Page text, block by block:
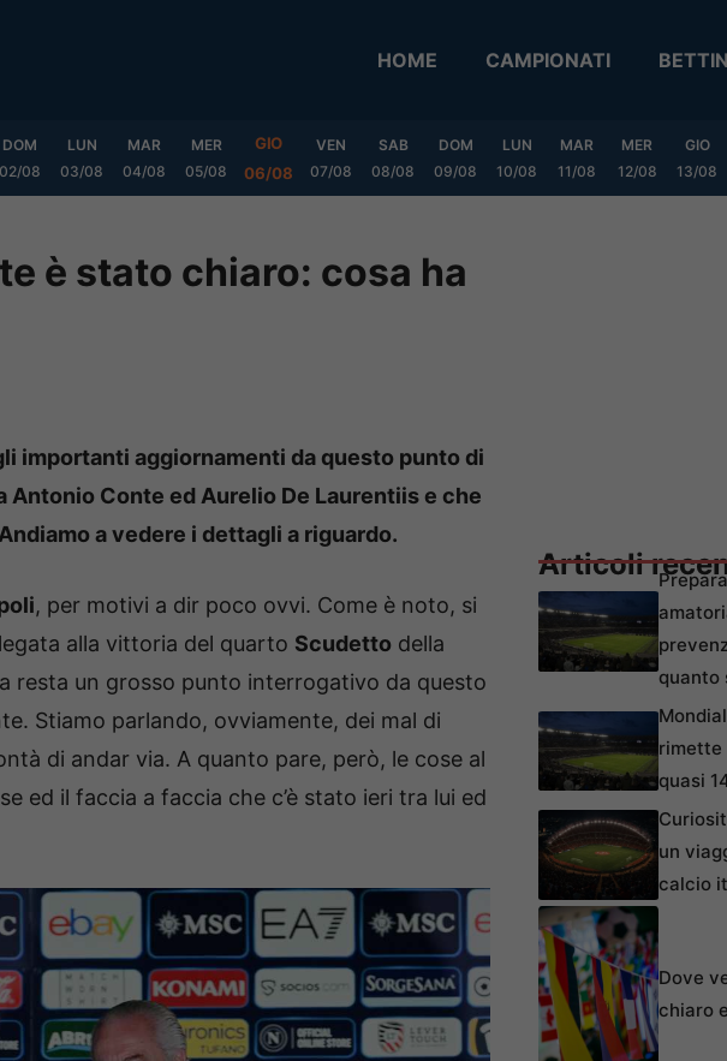
HOME CAMPIONATI
DOM
02/08
LUN
03/08
MAR
04/08
MER
05/08
GIO
06/08
VEN
07/08
SAB
08/08
DOM
09/08
LUN
10/08
MAR
11/08
MER
12/08
GIO
13/08
è stato chiaro: cosa ha
importanti aggiornamenti da questo punto di
Antonio Conte ed Aurelio De Laurentiis e che
a vedere i dettagli a riguardo.
, per motivi a dir poco ovvi. Come è noto, si
alla vittoria del quarto Scudetto della
resta un grosso punto interrogativo da questo
Stiamo parlando, ovviamente, dei mal di
di andar via. A quanto pare, però, le cose al
ed il faccia a faccia che c’è stato ieri tra lui ed
Articoli
quanto
rimette
quasi
un
calcio
Dove
chiaro